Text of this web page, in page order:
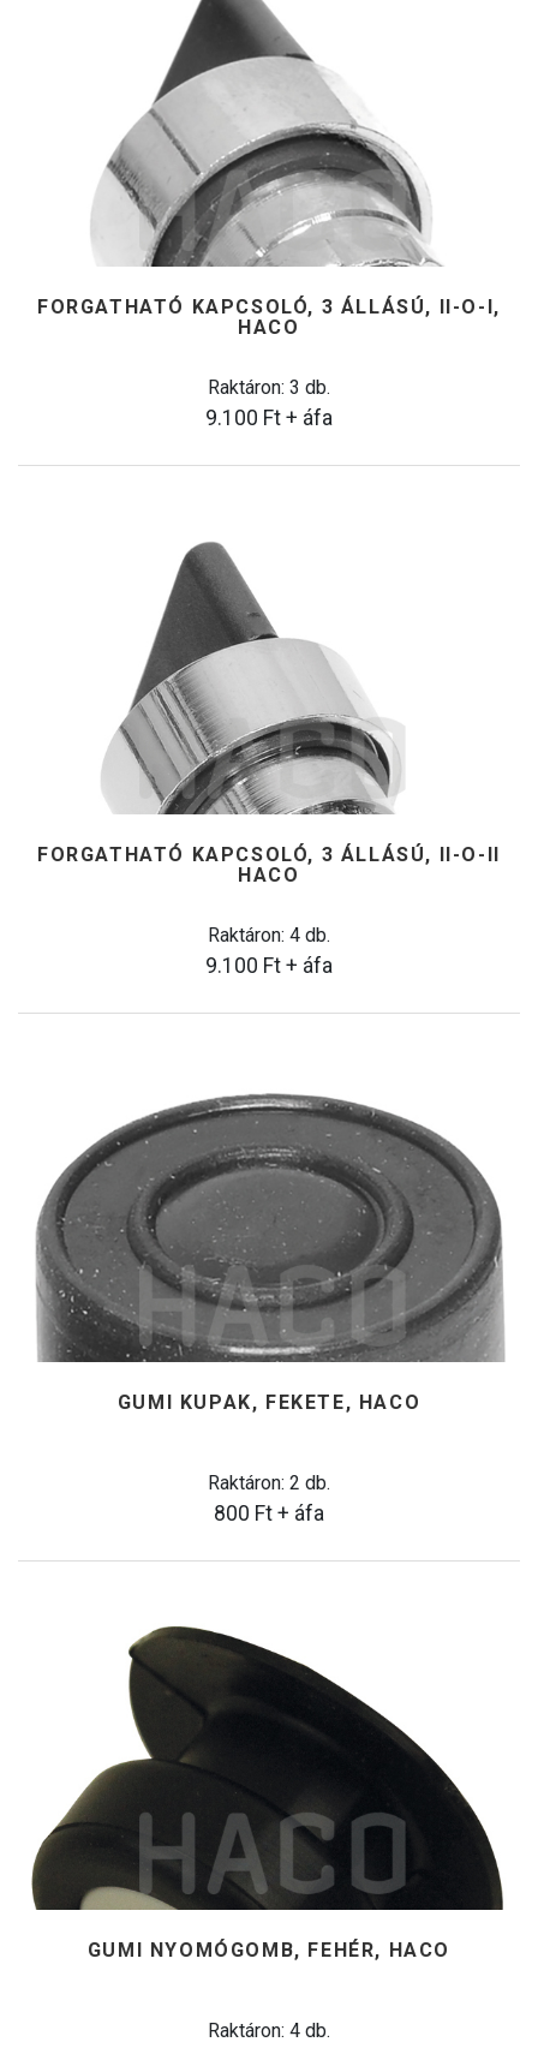
FORGATHATÓ KAPCSOLÓ, 3 ÁLLÁSÚ, II-O-I,
HACO
Raktáron: 3 db.
9.100 Ft + áfa
FORGATHATÓ KAPCSOLÓ, 3 ÁLLÁSÚ, II-O-II
HACO
Raktáron: 4 db.
9.100 Ft + áfa
GUMI KUPAK, FEKETE, HACO
Raktáron: 2 db.
800 Ft + áfa
GUMI NYOMÓGOMB, FEHÉR, HACO
Raktáron: 4 db.